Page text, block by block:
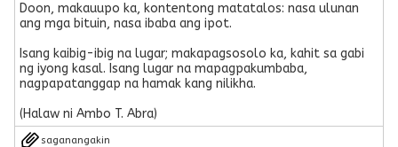
Doon, makauupo ka, kontentong matatalos: nasa ulunan
ang mga bituin, nasa ibaba ang ipot.
Isang kaibig-ibig na lugar; makapagsosolo ka, kahit sa gabi
ng iyong kasal. Isang lugar na mapagpakumbaba,
nagpapatanggap na hamak kang nilikha.
(Halaw ni Ambo T. Abra)
saganangakin